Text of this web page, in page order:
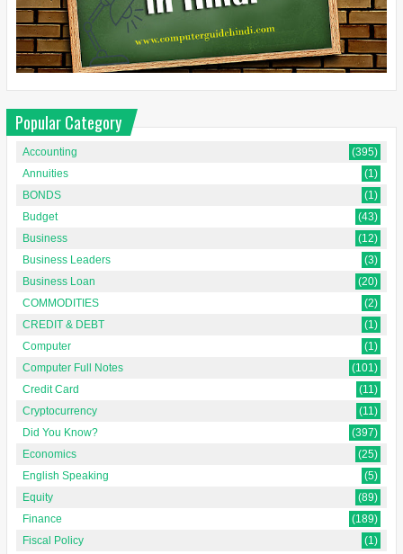
Popular Category
Accounting
(395)
Annuities
(1)
BONDS
(1)
Budget
(43)
Business
(12)
Business Leaders
(3)
Business Loan
(20)
COMMODITIES
(2)
CREDIT & DEBT
(1)
Computer
(1)
Computer Full Notes
(101)
Credit Card
(11)
Cryptocurrency
(11)
Did You Know?
(397)
Economics
(25)
English Speaking
(5)
Equity
(89)
Finance
(189)
Fiscal Policy
(1)